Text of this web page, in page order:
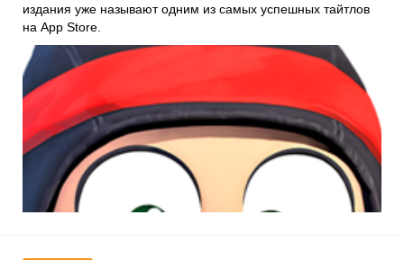
издания уже называют одним из самых успешных тайтлов
на App Store.